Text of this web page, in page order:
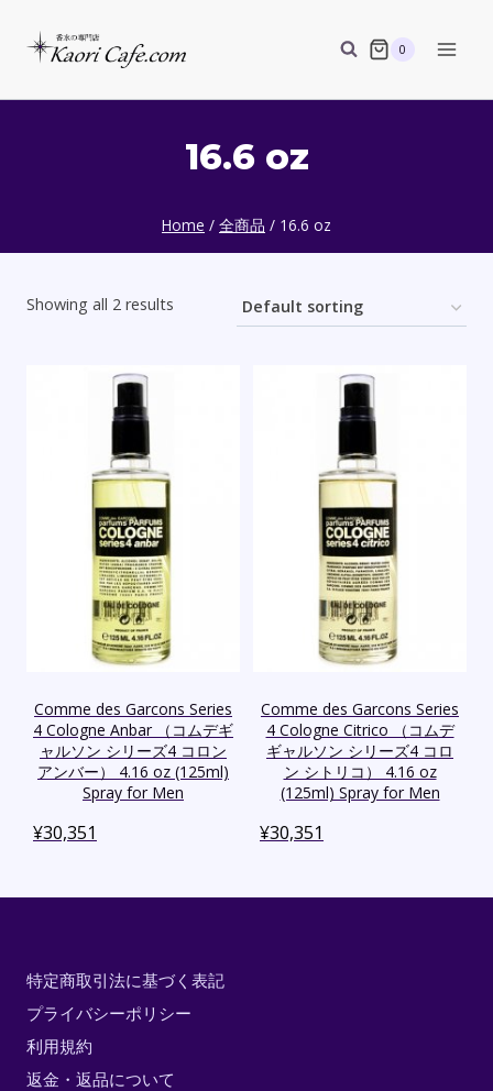
0
16.6 oz
Home / 全商品 / 16.6 oz
Showing all 2 results
Comme des Garcons Series
4 Cologne Anbar （コムデギ
ャルソン シリーズ4 コロン
アンバー） 4.16 oz (125ml)
Spray for Men
¥30,351
Comme des Garcons Series
4 Cologne Citrico （コムデ
ギャルソン シリーズ4 コロ
ン シトリコ） 4.16 oz
(125ml) Spray for Men
¥30,351
特定商取引法に基づく表記
プライバシーポリシー
利用規約
返金・返品について